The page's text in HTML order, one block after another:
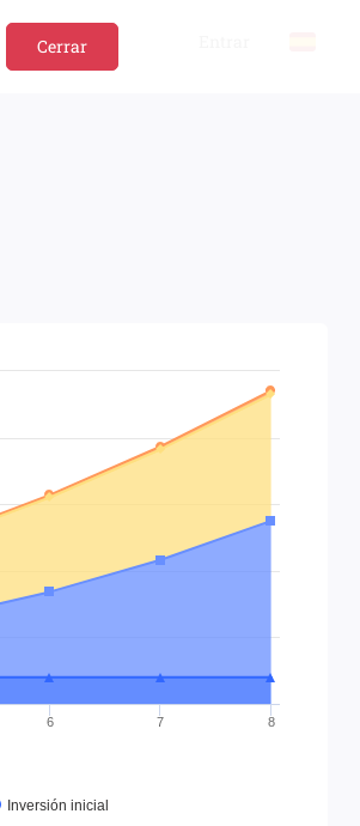
Cerrar
Inversión inicial
6 7 8